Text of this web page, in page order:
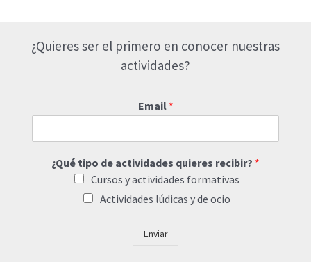
¿Quieres ser el primero en conocer nuestras
actividades?
Email *
¿Qué tipo de actividades quieres recibir? *
Cursos y actividades formativas
Actividades lúdicas y de ocio
Enviar